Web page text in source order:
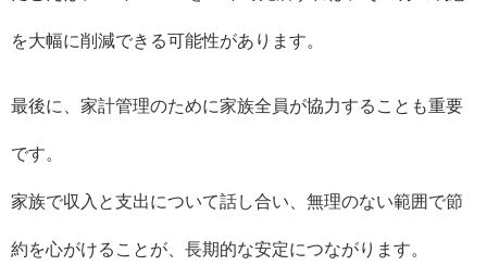
を大幅に削減できる可能性があります。
最後に、家計管理のために家族全員が協力することも重要
です。
家族で収入と支出について話し合い、無理のない範囲で節
約を心がけることが、長期的な安定につながります。